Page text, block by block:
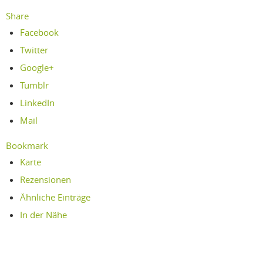
Share
Facebook
Twitter
Google+
Tumblr
LinkedIn
Mail
Bookmark
Karte
Rezensionen
Ähnliche Einträge
In der Nähe